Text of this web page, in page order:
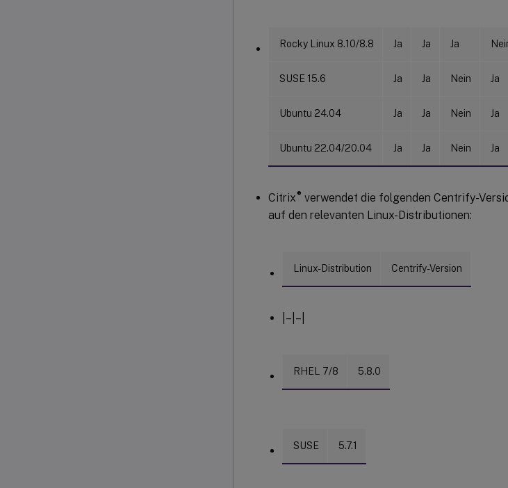
Rocky Linux 8.10/8.8 Ja Ja Ja
SUSE 15.6 Ja Ja Nein Ja
Ubuntu 24.04 Ja Ja Nein Ja
Ubuntu 22.04/20.04 Ja Ja Nein Ja
Citrix® verwendet die folgenden Centrify-
auf den relevanten Linux-Distributionen:
Linux-Distribution Centrify-Version
|–|–|
RHEL 7/8 5.8.0
SUSE 5.7.1